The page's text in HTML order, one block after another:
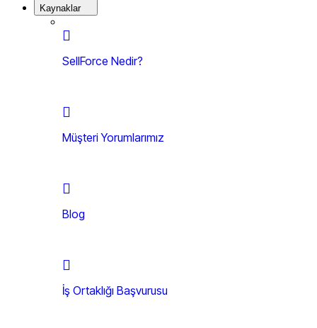
Kaynaklar
SellForce Nedir?
Müşteri Yorumlarımız
Blog
İş Ortaklığı Başvurusu